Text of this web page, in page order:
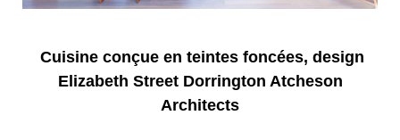
Cuisine conçue en teintes foncées, design
Elizabeth Street Dorrington Atcheson
Architects